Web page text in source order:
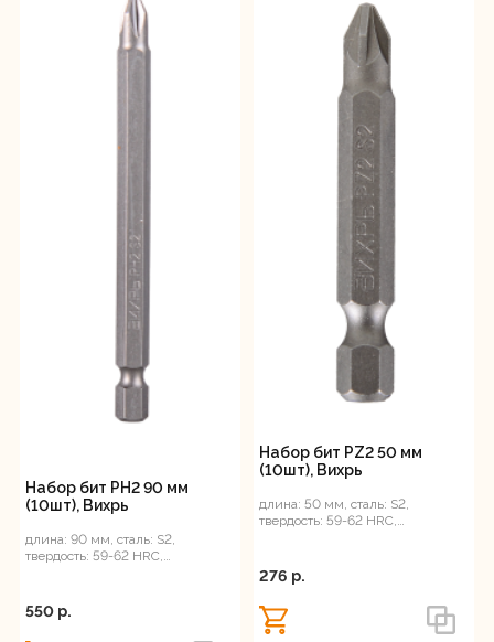
Набор бит PH2 90 мм
(10шт), Вихрь
длина: 90 мм, сталь: S2,
твердость: 59-62 HRС,
550 p.
Набор бит PZ2 50 мм
(10шт), Вихрь
длина: 50 мм, сталь: S2,
твердость: 59-62 HRС,
276 p.